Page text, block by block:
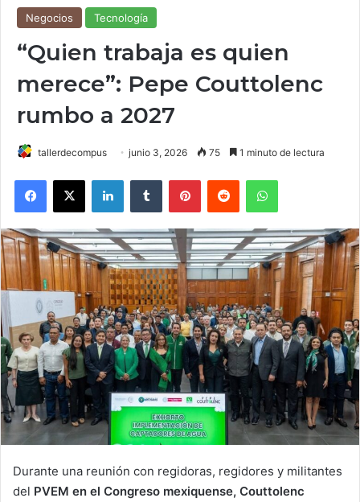
Negocios Tecnología
“Quien trabaja es quien
merece”: Pepe Couttolenc
rumbo a 2027
tallerdecompus junio 3, 2026 75 1 minuto de lectura
Durante una reunión con regidoras, regidores y militantes
del PVEM en el Congreso mexiquense, Couttolenc